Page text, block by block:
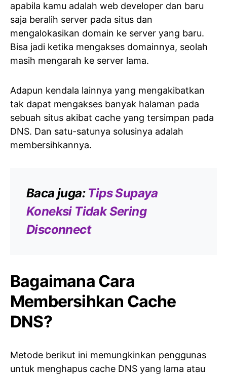
apabila kamu adalah web developer dan baru
saja beralih server pada situs dan
mengalokasikan domain ke server yang baru.
Bisa jadi ketika mengakses domainnya, seolah
masih mengarah ke server lama.
Adapun kendala lainnya yang mengakibatkan
tak dapat mengakses banyak halaman pada
sebuah situs akibat cache yang tersimpan pada
DNS. Dan satu-satunya solusinya adalah
membersihkannya.
Baca juga: Tips Supaya
Koneksi Tidak Sering
Disconnect
Bagaimana Cara
Membersihkan Cache
DNS?
Metode berikut ini memungkinkan penggunas
untuk menghapus cache DNS yang lama atau